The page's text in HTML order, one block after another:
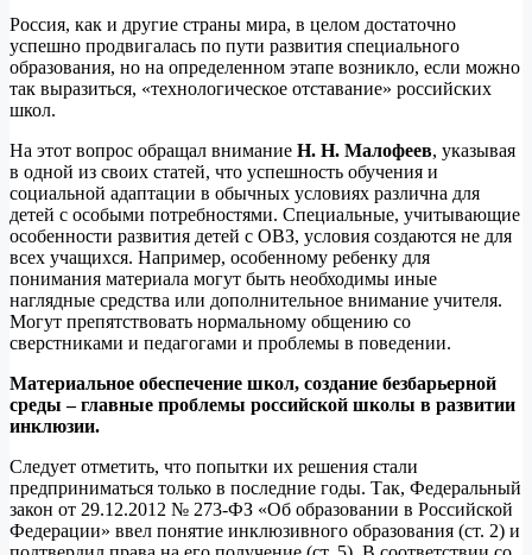
Россия, как и другие страны мира, в целом достаточно
успешно продвигалась по пути развития специального
образования, но на определенном этапе возникло, если можно
так выразиться, «технологическое отставание» российских
школ.
На этот вопрос обращал внимание Н. Н. Малофеев, указывая
в одной из своих статей, что успешность обучения и
социальной адаптации в обычных условиях различна для
детей с особыми потребностями. Специальные, учитывающие
особенности развития детей с ОВЗ, условия создаются не для
всех учащихся. Например, особенному ребенку для
понимания материала могут быть необходимы иные
наглядные средства или дополнительное внимание учителя.
Могут препятствовать нормальному общению со
сверстниками и педагогами и проблемы в поведении.
Материальное обеспечение школ, создание безбарьерной
среды – главные проблемы российской школы в развитии
инклюзии.
Следует отметить, что попытки их решения стали
предприниматься только в последние годы. Так, Федеральный
закон от 29.12.2012 № 273-ФЗ «Об образовании в Российской
Федерации» ввел понятие инклюзивного образования (ст. 2) и